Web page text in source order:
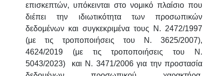
επισκεπτών, υπόκεινται στο νομικό πλαίσιο που
διέπει την ιδιωτικότητα των προσωπικών
δεδομένων και συγκεκριμένα τους Ν. 2472/1997
(με τις τροποποιήσεις του Ν. 3625/2007),
4624/2019 (με τις τροποποιήσεις του Ν.
5043/2023) και Ν. 3471/2006 για την προστασία